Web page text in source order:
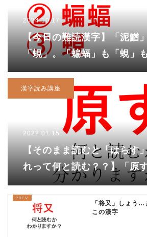
2024.10.17
【今日の難読漢字】「泥鰌
「蜆」。「蝙蝠」も「蜆」
漢字読み講座
2022.01.15
【そのまま読むと「はらす
れって何と読む？？】「原
は読めますか？
「将又」しょう
この漢字